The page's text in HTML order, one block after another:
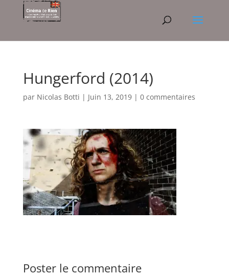
Hungerford (2014)
par Nicolas Botti | Juin 13, 2019| 0 commentaires
Poster le commentaire